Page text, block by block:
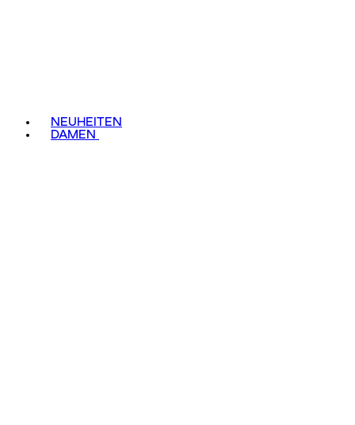
NEUHEITEN
DAMEN